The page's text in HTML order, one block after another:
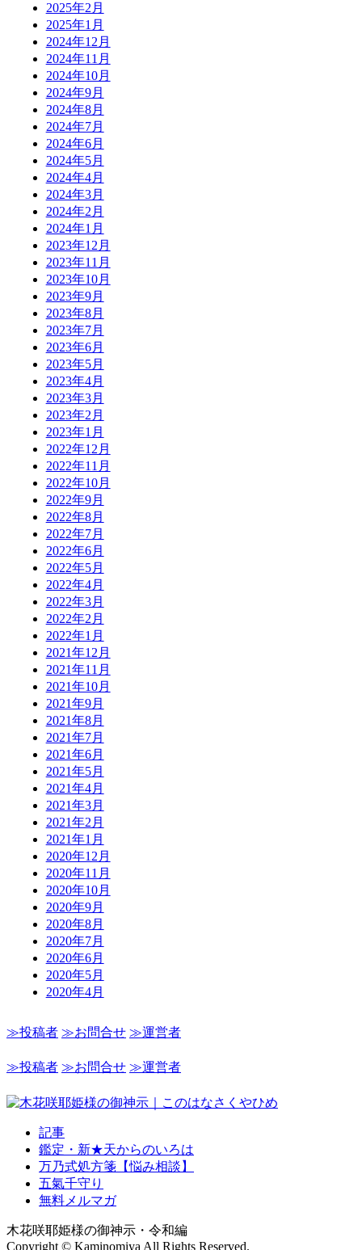
2025年2月
2025年1月
2024年12月
2024年11月
2024年10月
2024年9月
2024年8月
2024年7月
2024年6月
2024年5月
2024年4月
2024年3月
2024年2月
2024年1月
2023年12月
2023年11月
2023年10月
2023年9月
2023年8月
2023年7月
2023年6月
2023年5月
2023年4月
2023年3月
2023年2月
2023年1月
2022年12月
2022年11月
2022年10月
2022年9月
2022年8月
2022年7月
2022年6月
2022年5月
2022年4月
2022年3月
2022年2月
2022年1月
2021年12月
2021年11月
2021年10月
2021年9月
2021年8月
2021年7月
2021年6月
2021年5月
2021年4月
2021年3月
2021年2月
2021年1月
2020年12月
2020年11月
2020年10月
2020年9月
2020年8月
2020年7月
2020年6月
2020年5月
2020年4月
≫投稿者 ≫お問合せ ≫運営者
≫投稿者 ≫お問合せ ≫運営者
記事
鑑定・新★天からのいろは
万乃式処方箋【悩み相談】
五氣千守り
無料メルマガ
木花咲耶姫様の御神示・令和編
Copyright © Kaminomiya All Rights Reserved.